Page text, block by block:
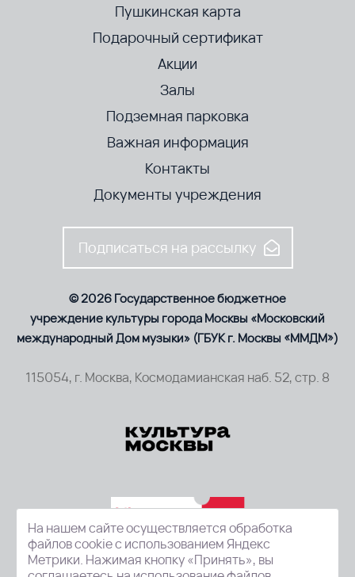
Пушкинская карта
Подарочный сертификат
Акции
Залы
Подземная парковка
Важная информация
Контакты
Документы учреждения
Подписаться на рассылку
© 2026 Государственное бюджетное
учреждение культуры города Москвы «Московский
международный Дом музыки» (ГБУК г. Москвы «ММДМ»)
115054, г. Москва, Космодамианская наб. 52, стр. 8
На нашем сайте осуществляется обработка
файлов cookie с использованием Яндекс
Метрики. Нажимая кнопку «Принять», вы